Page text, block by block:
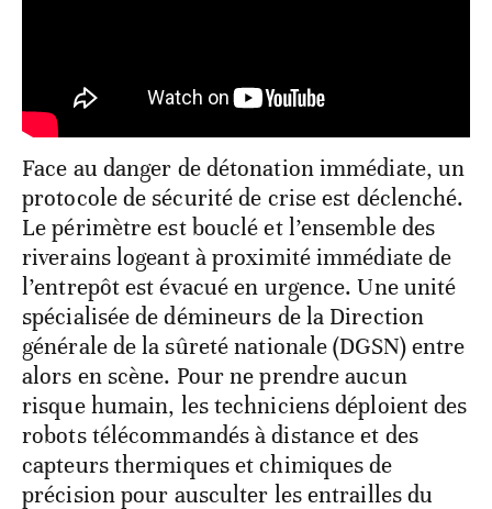
Face au danger de détonation immédiate, un
protocole de sécurité de crise est déclenché.
Le périmètre est bouclé et l’ensemble des
riverains logeant à proximité immédiate de
l’entrepôt est évacué en urgence. Une unité
spécialisée de démineurs de la Direction
générale de la sûreté nationale (DGSN) entre
alors en scène. Pour ne prendre aucun
risque humain, les techniciens déploient des
robots télécommandés à distance et des
capteurs thermiques et chimiques de
précision pour ausculter les entrailles du